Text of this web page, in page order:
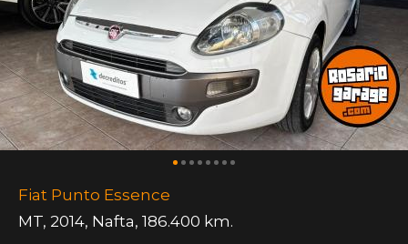
Fiat Punto Essence
MT, 2014, Nafta, 186.400 km.